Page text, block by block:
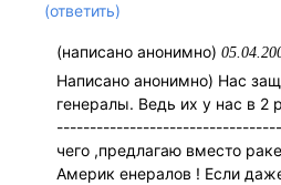
(ответить)
(написано анонимно)
Написано анонимно) Нас
генералы. Ведь их у нас в
чего ,предлагаю вместо
Америк енералов ! Если